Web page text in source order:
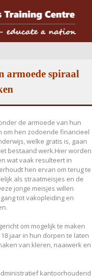
armoede spiraal
de armoede van hun
om hen zodoende financieel
welke gratis is, gaan
bestaand werk.Hier worden
wat vaak resulteert in
hen ervan om terug te
als straatmeisjes en de
jonge meisjes willen
tot vakopleiding en
om mogelijk te maken
jaar in hun dorpen te laten
van kleren, naaiwerk en
kantoorhoudend